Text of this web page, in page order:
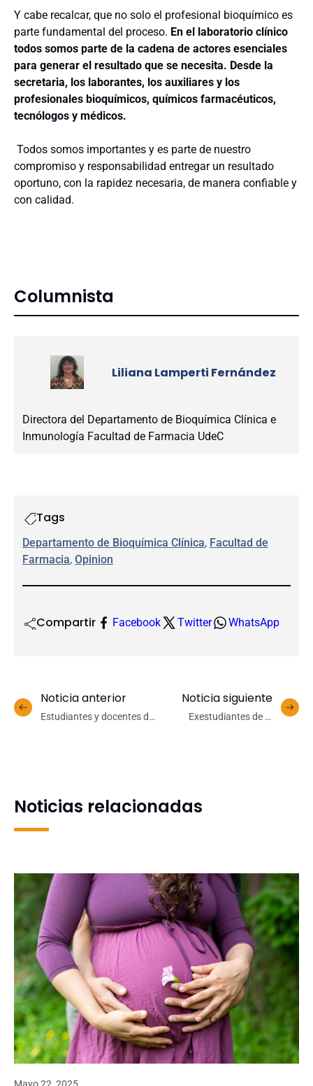
Y cabe recalcar, que no solo el profesional bioquímico es
parte fundamental del proceso. En el laboratorio clínico
todos somos parte de la cadena de actores esenciales
para generar el resultado que se necesita. Desde la
secretaria, los laborantes, los auxiliares y los
profesionales bioquímicos, químicos farmacéuticos,
tecnólogos y médicos.
Todos somos importantes y es parte de nuestro
compromiso y responsabilidad entregar un resultado
oportuno, con la rapidez necesaria, de manera confiable y
con calidad.
Columnista
Liliana Lamperti Fernández
Directora del Departamento de Bioquímica Clínica e
Inmunología Facultad de Farmacia UdeC
Tags
Departamento de Bioquímica Clínica, Facultad de
Farmacia, Opinion
Compartir Facebook Twitter WhatsApp
Noticia anterior
Estudiantes y docentes de
Noticia siguiente
Exestudiantes de la
Noticias relacionadas